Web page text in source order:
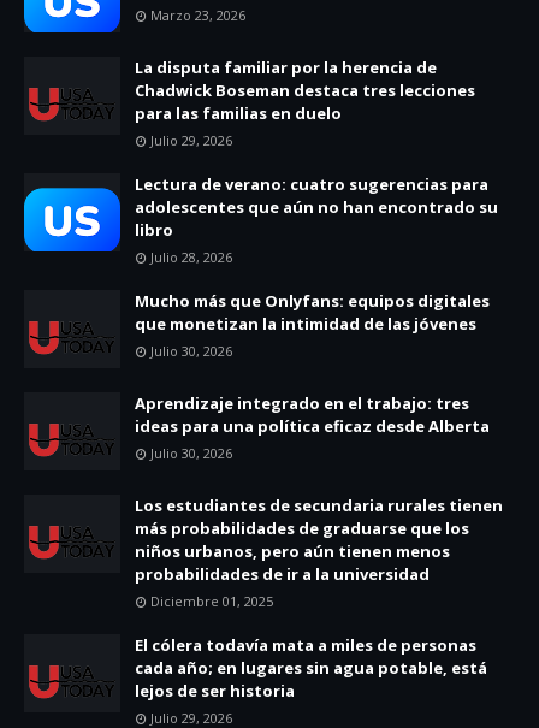
Marzo 23, 2026
La disputa familiar por la herencia de
Chadwick Boseman destaca tres lecciones
para las familias en duelo
Julio 29, 2026
Lectura de verano: cuatro sugerencias para
adolescentes que aún no han encontrado su
libro
Julio 28, 2026
Mucho más que Onlyfans: equipos digitales
que monetizan la intimidad de las jóvenes
Julio 30, 2026
Aprendizaje integrado en el trabajo: tres
ideas para una política eficaz desde Alberta
Julio 30, 2026
Los estudiantes de secundaria rurales tienen
más probabilidades de graduarse que los
niños urbanos, pero aún tienen menos
probabilidades de ir a la universidad
Diciembre 01, 2025
El cólera todavía mata a miles de personas
cada año; en lugares sin agua potable, está
lejos de ser historia
Julio 29, 2026